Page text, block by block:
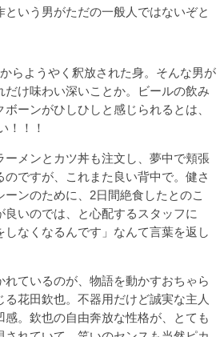
という男がただの一般人ではないぞと
らようやく釈放された身。そんな男が
だけ味わい深いことか。ビールの飲み
ーンがひしひしと感じられるとは、
！！！
メンとカツ丼も注文し、夢中で頬張
のですが、これまた良い背中で。健さ
ーンのために、2日間絶食したとのこ
良いのでは、と心配するスタッフに
しなくなるんです」なんて言葉を返し
ているのが、物語を動かすおちゃら
花田欽也。不器用だけど誠実な主人
。欽也の自由奔放な性格が、とても